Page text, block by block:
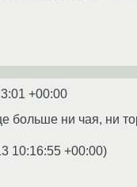
+00:00
ни чая, ни
10:16:55 +00:00)